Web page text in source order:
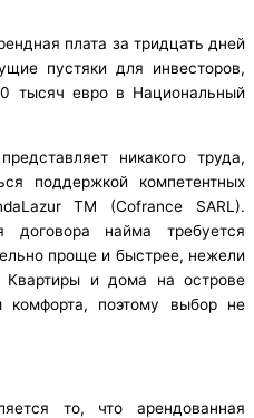
плата за тридцать дней
пустяки для инвесторов,
тысяч евро в Национальный
никакого труда,
поддержкой компетентных
TM (Cofrance SARL).
договора найма требуется
проще и быстрее, нежели
Квартиры и дома на острове
комфорта, поэтому выбор не
то, что арендованная